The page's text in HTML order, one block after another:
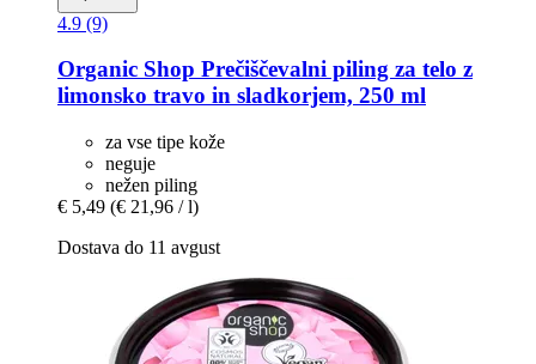
4.9 (9)
Organic Shop Prečiščevalni piling za telo z
limonsko travo in sladkorjem, 250 ml
za vse tipe kože
neguje
nežen piling
€ 5,49 (€ 21,96 / l)
Dostava do 11 avgust